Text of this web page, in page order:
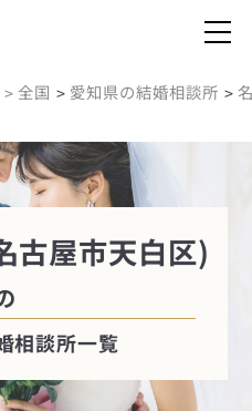
> 全国 > 愛知県の結婚相談所 >
古屋市天白区)
相談所一覧